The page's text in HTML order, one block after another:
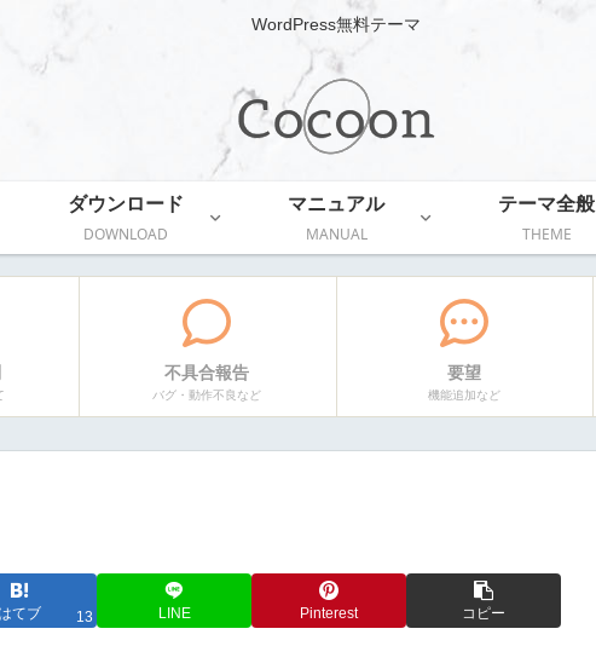
WordPress無料テーマ
ダウンロード
DOWNLOAD
マニュアル
MANUAL
テーマ全般
THEME
不具合報告
バグ・動作不良など
要望
機能追加など
てブ 13 LINE Pinterest コピー